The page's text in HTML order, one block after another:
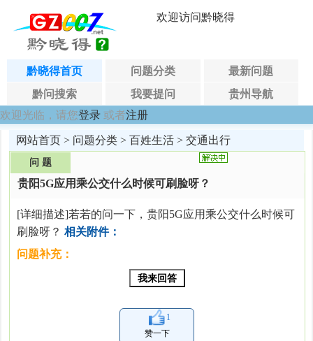
欢迎访问黔晓得
黔晓得首页 问题分类
最新问题
黔问搜索
我要提问
贵州导航
欢迎光临，请您登录 或者注册
网站首页 > 问题分类 >百姓生活 >交通出行
问 题
贵阳5G应用乘公交什么时候可刷脸呀？
[详细描述]若若的问一下，贵阳5G应用乘公交什么时候可
刷脸呀？ 相关附件：
问题补充：
1
赞一下